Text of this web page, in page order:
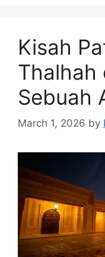
Kisah
Thalhah
Sebuah
March 1, 2026 by